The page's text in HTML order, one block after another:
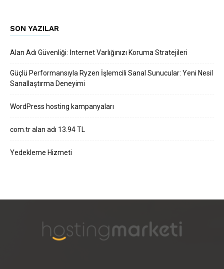
SON YAZILAR
Alan Adı Güvenliği: İnternet Varlığınızı Koruma Stratejileri
Güçlü Performansıyla Ryzen İşlemcili Sanal Sunucular: Yeni Nesil
Sanallaştırma Deneyimi
WordPress hosting kampanyaları
com.tr alan adı 13.94 TL
Yedekleme Hizmeti